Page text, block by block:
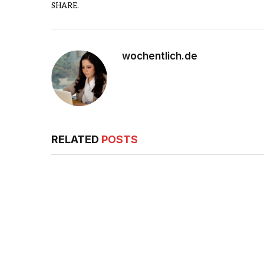
SHARE.
wochentlich.de
RELATED POSTS